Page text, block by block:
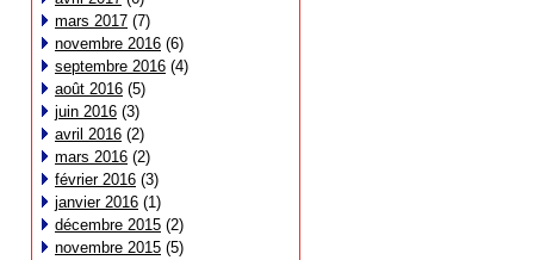
mars 2017 (7)
novembre 2016 (6)
septembre 2016 (4)
août 2016 (5)
juin 2016 (3)
avril 2016 (2)
mars 2016 (2)
février 2016 (3)
janvier 2016 (1)
décembre 2015 (2)
novembre 2015 (5)